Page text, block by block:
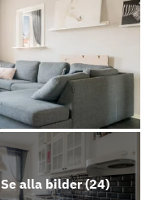
Se alla bilder (24)